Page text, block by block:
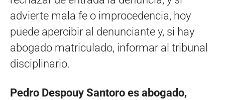
advierte mala fe o improcedencia, hoy
puede apercibir al denunciante y, si hay
abogado matriculado, informar al tribunal
disciplinario.
Pedro Despouy Santoro es abogado,